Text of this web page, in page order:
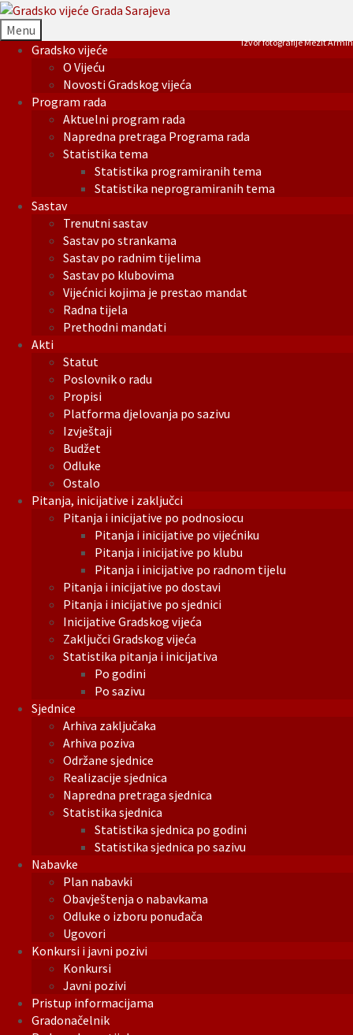
Menu
Gradsko vijeće
O Vijeću
Novosti Gradskog vijeća
Program rada
Aktuelni program rada
Napredna pretraga Programa rada
Statistika tema
Statistika programiranih tema
Statistika neprogramiranih tema
Sastav
Trenutni sastav
Sastav po strankama
Sastav po radnim tijelima
Sastav po klubovima
Vijećnici kojima je prestao mandat
Radna tijela
Prethodni mandati
Akti
Statut
Poslovnik o radu
Propisi
Platforma djelovanja po sazivu
Izvještaji
Budžet
Odluke
Ostalo
Pitanja, inicijative i zaključci
Pitanja i inicijative po podnosiocu
Pitanja i inicijative po vijećniku
Pitanja i inicijative po klubu
Pitanja i inicijative po radnom tijelu
Pitanja i inicijative po dostavi
Pitanja i inicijative po sjednici
Inicijative Gradskog vijeća
Zaključci Gradskog vijeća
Statistika pitanja i inicijativa
Po godini
Po sazivu
Sjednice
Arhiva zaključaka
Arhiva poziva
Održane sjednice
Realizacije sjednica
Napredna pretraga sjednica
Statistika sjednica
Statistika sjednica po godini
Statistika sjednica po sazivu
Nabavke
Plan nabavki
Obavještenja o nabavkama
Odluke o izboru ponuđača
Ugovori
Konkursi i javni pozivi
Konkursi
Javni pozivi
Pristup informacijama
Gradonačelnik
Izvor fotografije Mezit Armin